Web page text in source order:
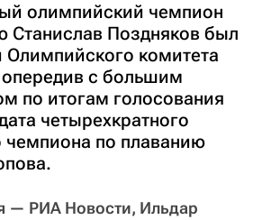
олимпийский чемпион
Станислав Поздняков был
Олимпийского комитета
с большим
по итогам голосования
четырехкратного
чемпиона по плаванию
— РИА Новости, Ильдар